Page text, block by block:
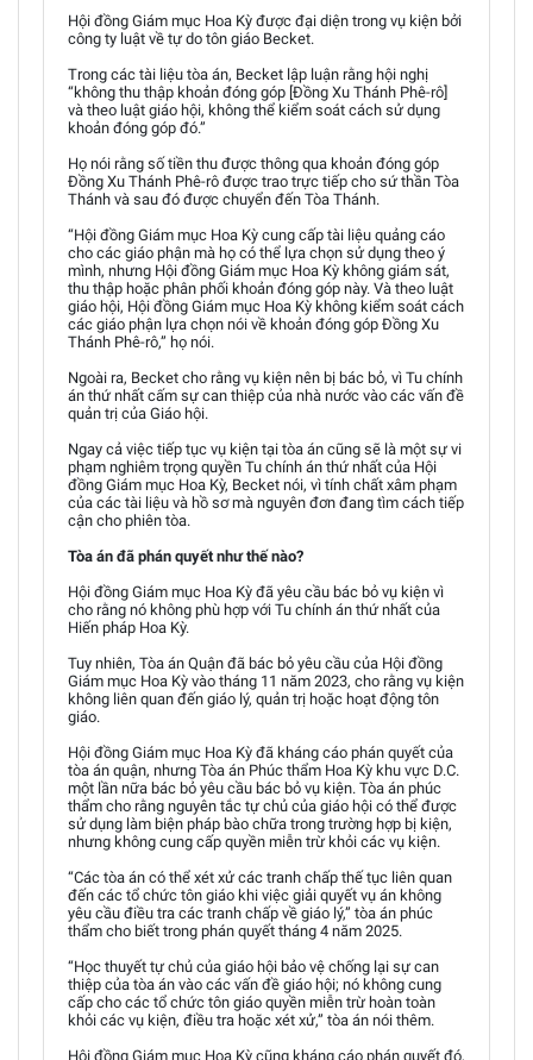
Hội đồng Giám mục Hoa Kỳ được đại diện trong vụ kiện bởi
công ty luật về tự do tôn giáo Becket.
Trong các tài liệu tòa án, Becket lập luận rằng hội nghị
“không thu thập khoản đóng góp [Đồng Xu Thánh Phê-rô]
và theo luật giáo hội, không thể kiểm soát cách sử dụng
khoản đóng góp đó.”
Họ nói rằng số tiền thu được thông qua khoản đóng góp
Đồng Xu Thánh Phê-rô được trao trực tiếp cho sứ thần Tòa
Thánh và sau đó được chuyển đến Tòa Thánh.
“Hội đồng Giám mục Hoa Kỳ cung cấp tài liệu quảng cáo
cho các giáo phận mà họ có thể lựa chọn sử dụng theo ý
mình, nhưng Hội đồng Giám mục Hoa Kỳ không giám sát,
thu thập hoặc phân phối khoản đóng góp này. Và theo luật
giáo hội, Hội đồng Giám mục Hoa Kỳ không kiểm soát cách
các giáo phận lựa chọn nói về khoản đóng góp Đồng Xu
Thánh Phê-rô,” họ nói.
Ngoài ra, Becket cho rằng vụ kiện nên bị bác bỏ, vì Tu chính
án thứ nhất cấm sự can thiệp của nhà nước vào các vấn đề
quản trị của Giáo hội.
Ngay cả việc tiếp tục vụ kiện tại tòa án cũng sẽ là một sự vi
phạm nghiêm trọng quyền Tu chính án thứ nhất của Hội
đồng Giám mục Hoa Kỳ, Becket nói, vì tính chất xâm phạm
của các tài liệu và hồ sơ mà nguyên đơn đang tìm cách tiếp
cận cho phiên tòa.
Tòa án đã phán quyết như thế nào?
Hội đồng Giám mục Hoa Kỳ đã yêu cầu bác bỏ vụ kiện vì
cho rằng nó không phù hợp với Tu chính án thứ nhất của
Hiến pháp Hoa Kỳ.
Tuy nhiên, Tòa án Quận đã bác bỏ yêu cầu của Hội đồng
Giám mục Hoa Kỳ vào tháng 11 năm 2023, cho rằng vụ kiện
không liên quan đến giáo lý, quản trị hoặc hoạt động tôn
giáo.
Hội đồng Giám mục Hoa Kỳ đã kháng cáo phán quyết của
tòa án quận, nhưng Tòa án Phúc thẩm Hoa Kỳ khu vực D.C.
một lần nữa bác bỏ yêu cầu bác bỏ vụ kiện. Tòa án phúc
thẩm cho rằng nguyên tắc tự chủ của giáo hội có thể được
sử dụng làm biện pháp bào chữa trong trường hợp bị kiện,
nhưng không cung cấp quyền miễn trừ khỏi các vụ kiện.
“Các tòa án có thể xét xử các tranh chấp thế tục liên quan
đến các tổ chức tôn giáo khi việc giải quyết vụ án không
yêu cầu điều tra các tranh chấp về giáo lý,” tòa án phúc
thẩm cho biết trong phán quyết tháng 4 năm 2025.
“Học thuyết tự chủ của giáo hội bảo vệ chống lại sự can
thiệp của tòa án vào các vấn đề giáo hội; nó không cung
cấp cho các tổ chức tôn giáo quyền miễn trừ hoàn toàn
khỏi các vụ kiện, điều tra hoặc xét xử,” tòa án nói thêm.
Hội đồng Giám mục Hoa Kỳ cũng kháng cáo phán quyết đó,